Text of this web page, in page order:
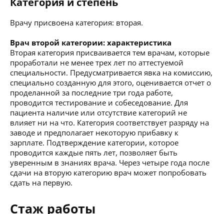
Врачу присвоена категория: вторая.
Врач второй категории: характеристика
Вторая категория присваивается тем врачам, которые
проработали не менее трех лет по аттестуемой
специальности. Предусматривается явка на комиссию,
специально созданную для этого, оценивается отчет о
проделанной за последние три года работе,
проводится тестирование и собеседование. Для
пациента наличие или отсутствие категорий не
влияет ни на что. Категория соответствует разряду на
заводе и предполагает некоторую прибавку к
зарплате. Подтверждение категории, которое
проводится каждые пять лет, позволяет быть
уверенным в знаниях врача. Через четыре года после
сдачи на вторую категорию врач может попробовать
сдать на первую.
Стаж работы